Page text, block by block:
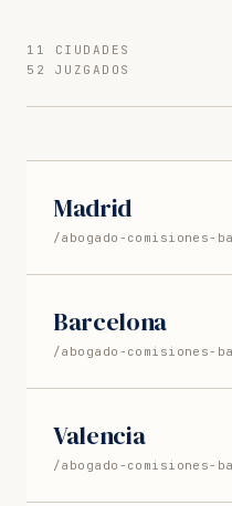
11 CIUDADES
52 JUZGADOS
Madrid
/abogado-comisiones-
Barcelona
/abogado-comisiones-
Valencia
/abogado-comisiones-